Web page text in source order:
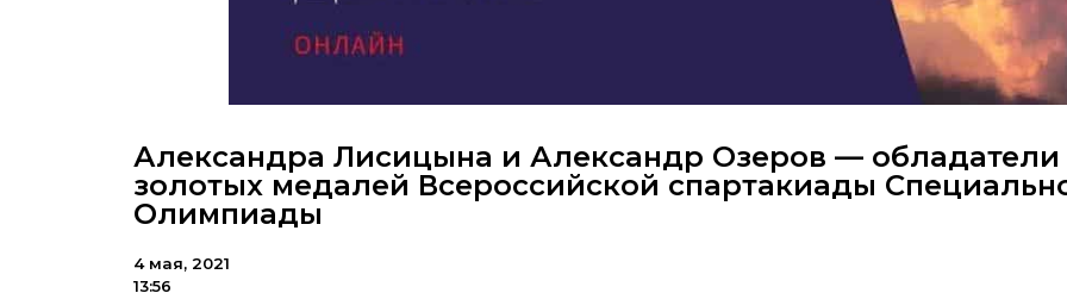
Александра Лисицына и Александр Озеров — обладатели
золотых медалей Всероссийской спартакиады
Олимпиады
4 мая, 2021
13:56